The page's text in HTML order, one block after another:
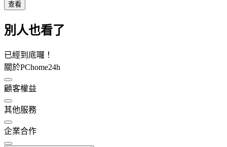
查看
別人也看了
已經到底囉！
關於PChome24h
顧客權益
其他服務
企業合作